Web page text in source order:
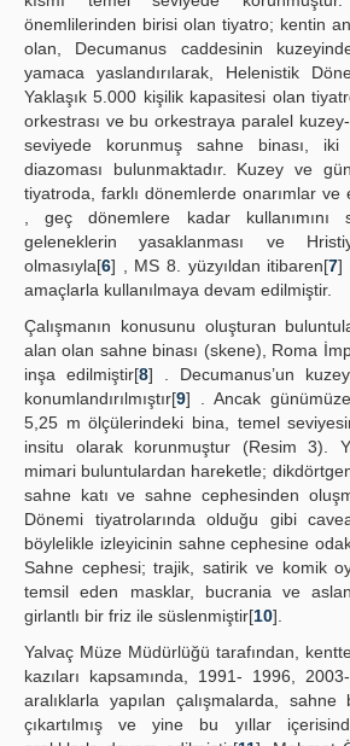
önemlilerinden birisi olan tiyatro; kentin
olan, Decumanus caddesinin
yamaca yaslandırılarak, Helenistik
Yaklaşık 5.000 kişilik kapasitesi olan
orkestrası ve bu orkestraya paralel
seviyede korunmuş sahne binası, iki
diazoması bulunmaktadır. Kuzey ve
tiyatroda, farklı dönemlerde onarımlar ve
, geç dönemlere kadar kullanımını
geleneklerin yasaklanması ve
olmasıyla[6] , MS 8. yüzyıldan itibaren[7]
amaçlarla kullanılmaya devam edilmiştir.
Çalışmanın konusunu oluşturan
alan olan sahne binası (skene), Roma
inşa edilmiştir[8] . Decumanus’un
konumlandırılmıştır[9] . Ancak
5,25 m ölçülerindeki bina, temel
insitu olarak korunmuştur (Resim 3).
mimari buluntulardan hareketle;
sahne katı ve sahne cephesinden
Dönemi tiyatrolarında olduğu gibi
böylelikle izleyicinin sahne cephesine
Sahne cephesi; trajik, satirik ve komik
temsil eden masklar, bucrania ve
girlantlı bir friz ile süslenmiştir[10].
Yalvaç Müze Müdürlüğü tarafından,
kazıları kapsamında, 1991- 1996,
aralıklarla yapılan çalışmalarda, sahne
çıkartılmış ve yine bu yıllar